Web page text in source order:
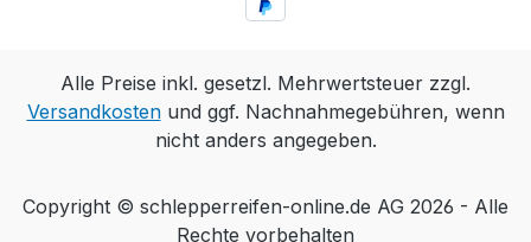
Alle Preise inkl. gesetzl. Mehrwertsteuer zzgl.
Versandkostenund ggf. Nachnahmegebühren, wenn
nicht anders angegeben.
Copyright © schlepperreifen-online.de AG 2026 - Alle
Rechte vorbehalten